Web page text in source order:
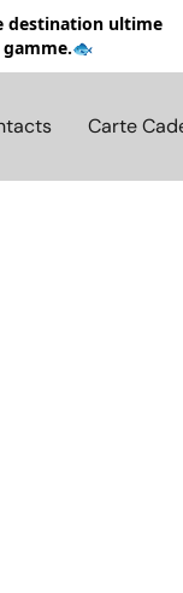
destination ultime
Carte